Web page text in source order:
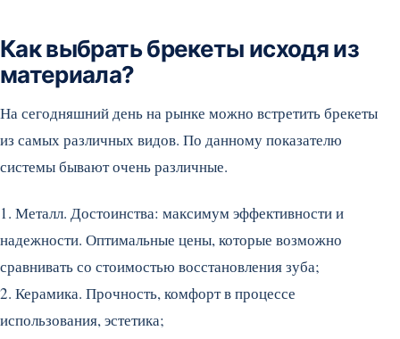
Как выбрать брекеты исходя из
материала?
На сегодняшний день на рынке можно встретить брекеты
из самых различных видов. По данному показателю
системы бывают очень различные.
1. Металл. Достоинства: максимум эффективности и
надежности. Оптимальные цены, которые возможно
сравнивать со стоимостью восстановления зуба;
2. Керамика. Прочность, комфорт в процессе
использования, эстетика;